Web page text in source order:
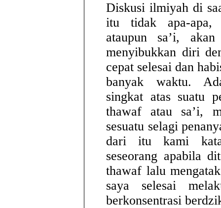
Diskusi ilmiyah di
itu tidak apa-apa,
ataupun sa’i,
menyibukkan diri
cepat selesai dan
banyak waktu.
singkat atas suatu
thawaf atau sa’i,
sesuatu selagi
dari itu kami
seseorang apabila
thawaf lalu
saya selesai
berkonsentrasi